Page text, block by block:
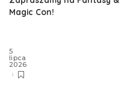
Magic Con!
5
lipca
2026